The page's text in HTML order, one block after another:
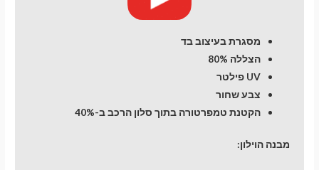
מסגרת בעיצוב בד
הצללה 80%
UV פילטר
צבע שחור
הקטנת טמפרטורה בתוך סלון הרכב ב-40%
מבנה הוילון: